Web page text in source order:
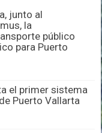
junto al
la
público
para Puerto
el primer sistema
Puerto Vallarta